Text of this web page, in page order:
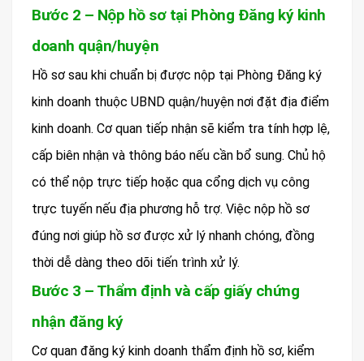
Bước 2 – Nộp hồ sơ tại Phòng Đăng ký kinh
doanh quận/huyện
Hồ sơ sau khi chuẩn bị được nộp tại Phòng Đăng ký
kinh doanh thuộc UBND quận/huyện nơi đặt địa điểm
kinh doanh. Cơ quan tiếp nhận sẽ kiểm tra tính hợp lệ,
cấp biên nhận và thông báo nếu cần bổ sung. Chủ hộ
có thể nộp trực tiếp hoặc qua cổng dịch vụ công
trực tuyến nếu địa phương hỗ trợ. Việc nộp hồ sơ
đúng nơi giúp hồ sơ được xử lý nhanh chóng, đồng
thời dễ dàng theo dõi tiến trình xử lý.
Bước 3 – Thẩm định và cấp giấy chứng
nhận đăng ký
Cơ quan đăng ký kinh doanh thẩm định hồ sơ, kiểm